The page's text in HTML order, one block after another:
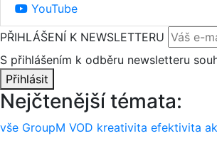
YouTube
PŘIHLÁŠENÍ K NEWSLETTERU
S přihlášením k odběru newsletteru
Přihlásit
Nejčtenější témata:
vše GroupM VOD kreativita efektivita